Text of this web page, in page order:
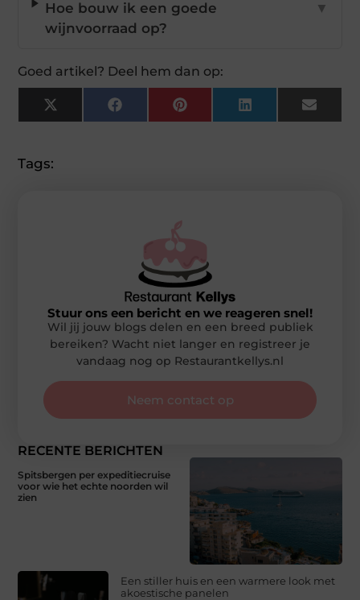
Hoe bouw ik een goede
wijnvoorraad op?
▼
Goed artikel? Deel hem dan op:
X
(Twitter)
FacebookPinterestLinkedInEmail
Tags:
RECENTE BERICHTEN
Spitsbergen per expeditiecruise
voor wie het echte noorden wil
zien
Een stiller huis en een warmere look met
akoestische panelen
Stuur ons een bericht en we reageren snel!
Wil jij jouw blogs delen en een breed publiek
bereiken? Wacht niet langer en registreer je
vandaag nog op Restaurantkellys.nl
Neem contact op